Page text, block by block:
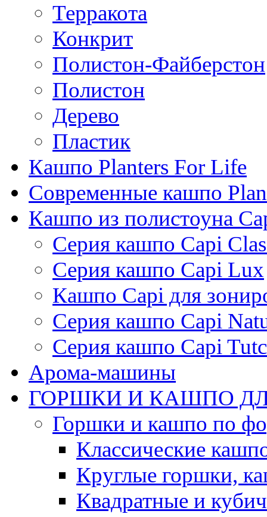
Терракота
Конкрит
Полистон-Файберстон
Полистон
Дерево
Пластик
Кашпо Planters For Life
Современные кашпо
Кашпо из полистоуна
Серия кашпо Capi
Серия кашпо Capi Lux
Кашпо Capi для
Серия кашпо Capi
Серия кашпо Capi
Арома-машины
ГОРШКИ И КАШПО
Горшки и кашпо по
Классические
Круглые горшки,
Квадратные и